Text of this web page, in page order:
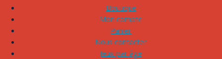
Boutique
Mon compte
Panier
Nous contacter
Jeux par âge